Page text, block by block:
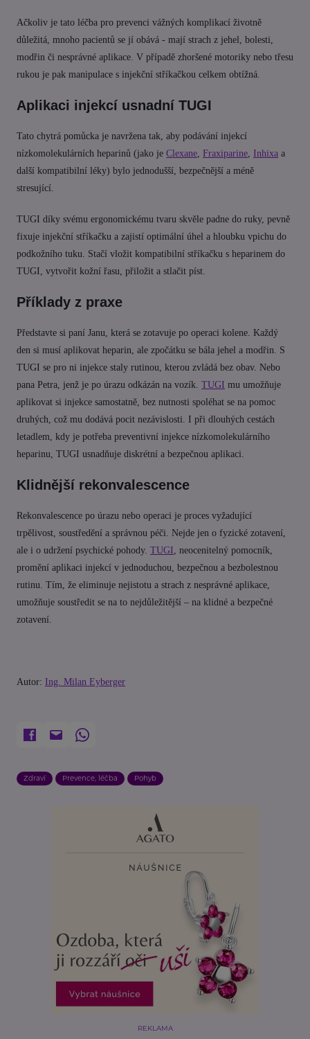
Ačkoliv je tato léčba pro prevenci vážných komplikací životně
důležitá, mnoho pacientů se jí obává - mají strach z jehel, bolesti,
modřin či nesprávné aplikace. V případě zhoršené motoriky nebo třesu
rukou je pak manipulace s injekční stříkačkou celkem obtížná.
Aplikaci injekcí usnadní TUGI
Tato chytrá pomůcka je navržena tak, aby podávání injekcí
nízkomolekulárních heparinů (jako je Clexane, Fraxiparine, Inhixa a
další kompatibilní léky) bylo jednodušší, bezpečnější a méně
stresující.
TUGI díky svému ergonomickému tvaru skvěle padne do ruky, pevně
fixuje injekční stříkačku a zajistí optimální úhel a hloubku vpichu do
podkožního tuku. Stačí vložit kompatibilní stříkačku s heparinem do
TUGI, vytvořit kožní řasu, přiložit a stlačit píst.
Příklady z praxe
Představte si paní Janu, která se zotavuje po operaci kolene. Každý
den si musí aplikovat heparin, ale zpočátku se bála jehel a modřin. S
TUGI se pro ni injekce staly rutinou, kterou zvládá bez obav. Nebo
pana Petra, jenž je po úrazu odkázán na vozík. TUGI mu umožňuje
aplikovat si injekce samostatně, bez nutnosti spoléhat se na pomoc
druhých, což mu dodává pocit nezávislosti. I při dlouhých cestách
letadlem, kdy je potřeba preventivní injekce nízkomolekulárního
heparinu, TUGI usnadňuje diskrétní a bezpečnou aplikaci.
Klidnější rekonvalescence
Rekonvalescence po úrazu nebo operaci je proces vyžadující
trpělivost, soustředění a správnou péči. Nejde jen o fyzické zotavení,
ale i o udržení psychické pohody. TUGI, neocenitelný pomocník,
promění aplikaci injekcí v jednoduchou, bezpečnou a bezbolestnou
rutinu. Tím, že eliminuje nejistotu a strach z nesprávné aplikace,
umožňuje soustředit se na to nejdůležitější – na klidné a bezpečné
zotavení.
Autor: Ing. Milan Eyberger
Zdraví Prevence, léčba Pohyb
REKLAMA